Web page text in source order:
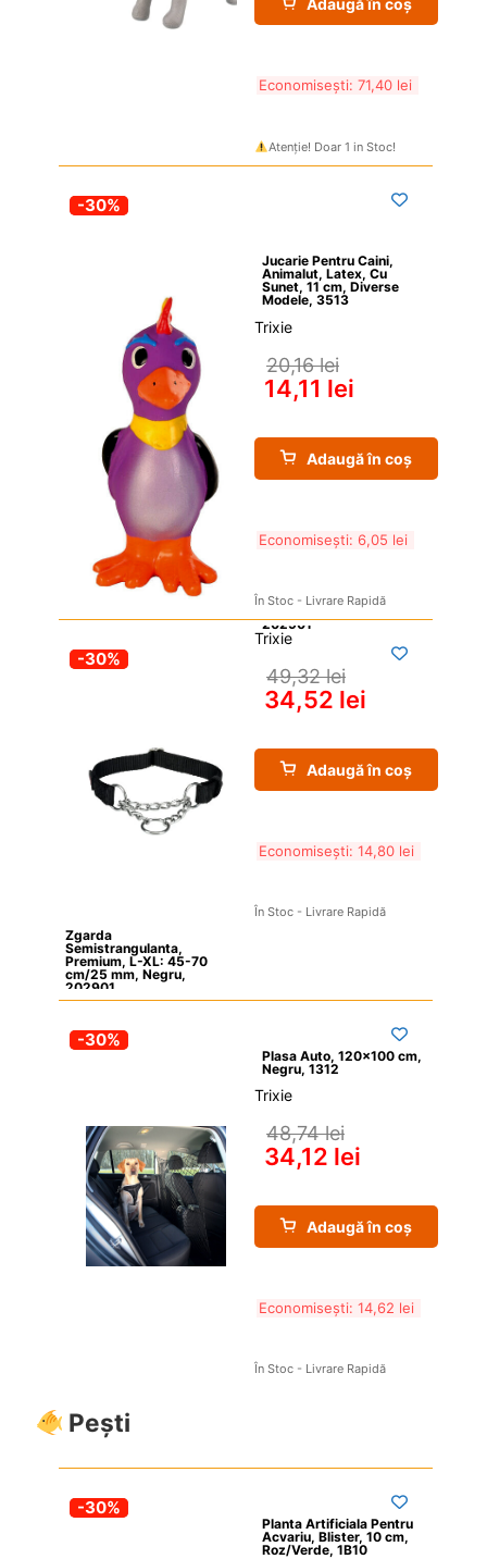
Adaugă în coș
Economisești: 71,40 lei
Atenție! Doar 1 in Stoc!
-30%
Jucarie Pentru Caini,
Animalut, Latex, Cu
Sunet, 11 cm, Diverse
Modele, 3513
Trixie
20,16 lei
14,11 lei
Adaugă în coș
Economisești: 6,05 lei
În Stoc - Livrare Rapidă
-30%
Zgarda
Semistrangulanta,
Premium, L-XL: 45-70
cm/25 mm, Negru,
202901
Trixie
49,32 lei
34,52 lei
Adaugă în coș
Economisești: 14,80 lei
În Stoc - Livrare Rapidă
-30%
Plasa Auto, 120×100 cm,
Negru, 1312
Trixie
48,74 lei
34,12 lei
Adaugă în coș
Economisești: 14,62 lei
În Stoc - Livrare Rapidă
Pești
-30%
Planta Artificiala Pentru
Acvariu, Blister, 10 cm,
Roz/Verde, 1B10